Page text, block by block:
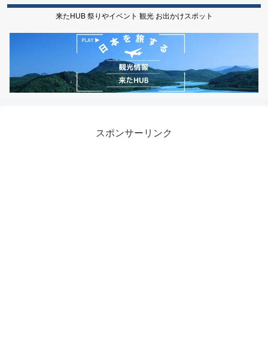
来たHUB 祭りやイベント 観光 お出かけスポット
スポンサーリンク